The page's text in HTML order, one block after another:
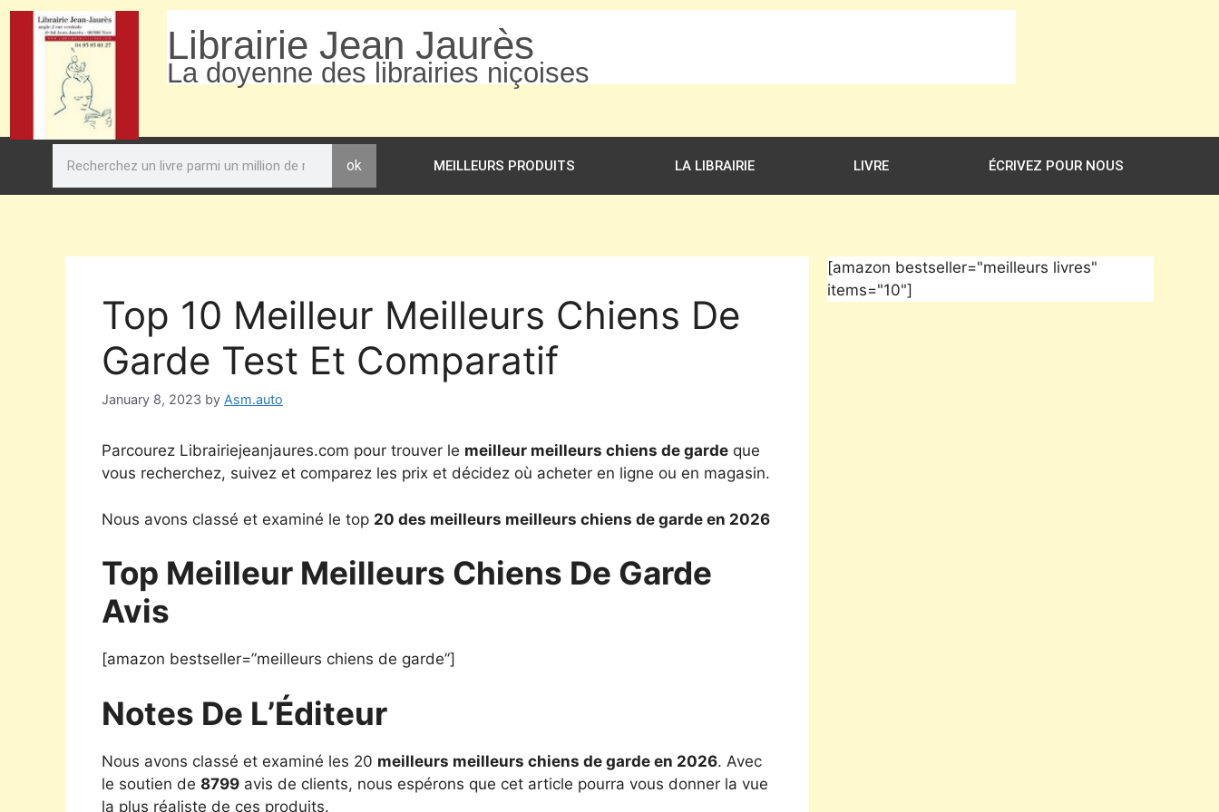
Librairie Jean Jaurès
La doyenne des librairies niçoises
ok MEILLEURS PRODUITS LA LIBRAIRIE LIVRE ÉCRIVEZ POUR NOUS
Top 10 Meilleur Meilleurs Chiens De
Garde Test Et Comparatif
January 8, 2023 by Asm.auto
Parcourez Librairiejeanjaures.com pour trouver le meilleur meilleurs chiens de garde que
vous recherchez, suivez et comparez les prix et décidez où acheter en ligne ou en magasin.
Nous avons classé et examiné le top 20 des meilleurs meilleurs chiens de garde en 2026
Top Meilleur Meilleurs Chiens De Garde
Avis
[amazon bestseller=”meilleurs chiens de garde”]
Notes De L’Éditeur
Nous avons classé et examiné les 20 meilleurs meilleurs chiens de garde en 2026. Avec
le soutien de 8799 avis de clients, nous espérons que cet article pourra vous donner la vue
la plus réaliste de ces produits.
[amazon bestseller="meilleurs livres"
items="10"]